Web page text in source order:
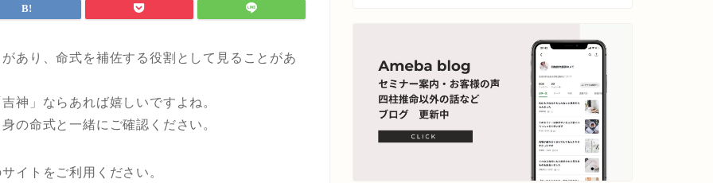
あり、命式を補佐する役割として見ることがあ
神」ならあれば嬉しいですよね。
の命式と一緒にご確認ください。
イトをご利用ください。